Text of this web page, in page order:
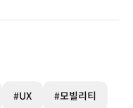
#UX #모빌리티